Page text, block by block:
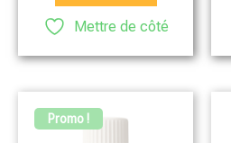
Mettre de côté
Promo !